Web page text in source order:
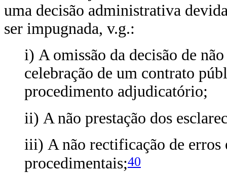
uma decisão administrativa
ser impugnada, v.g.:
i) A omissão da decisão de
celebração de um contrato
procedimento adjudicatório;
ii) A não prestação dos
iii) A não rectificação de erros
procedimentais;40